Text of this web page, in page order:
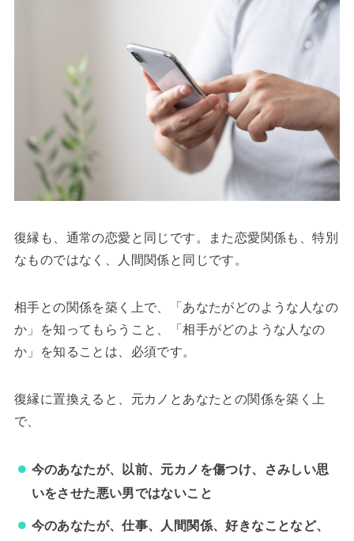
復縁も、通常の恋愛と同じです。また恋愛関係も、特別
なものではなく、人間関係と同じです。
相手との関係を築く上で、「あなたがどのような人なの
か」を知ってもらうこと、「相手がどのような人なの
か」を知ることは、必須です。
復縁に置換えると、元カノとあなたとの関係を築く上
で、
今のあなたが、以前、元カノを傷つけ、さみしい思
いをさせた悪い男ではないこと
今のあなたが、仕事、人間関係、好きなことなど、